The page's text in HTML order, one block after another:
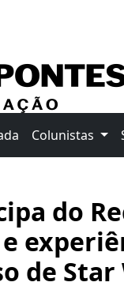
Colunistas
do
de Star